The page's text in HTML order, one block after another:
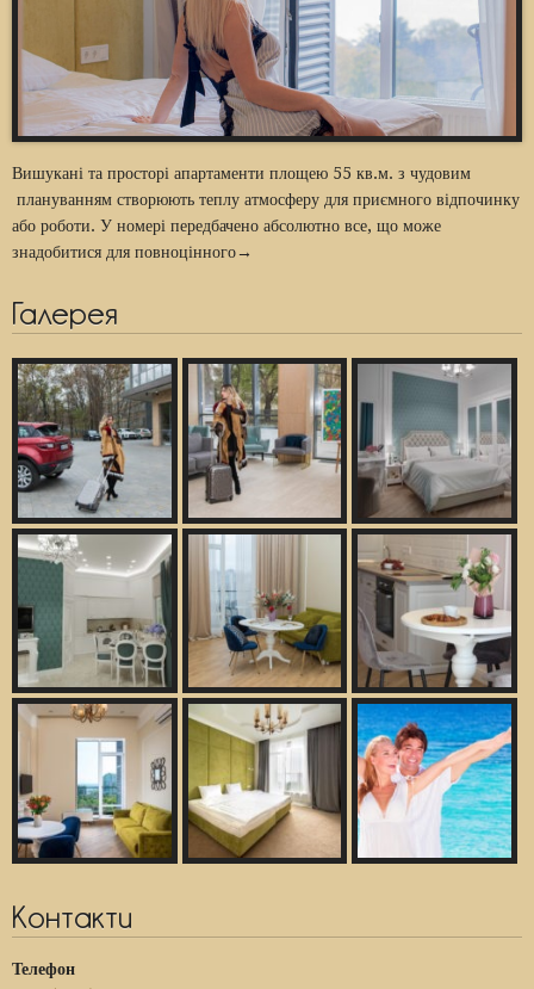
Вишукані та просторі апартаменти площею 55 кв.м. з чудовим
плануванням створюють теплу атмосферу для приємного відпочинку
або роботи. У номері передбачено абсолютно все, що може
знадобитися для повноцінного→
Галерея
Контакти
Телефон